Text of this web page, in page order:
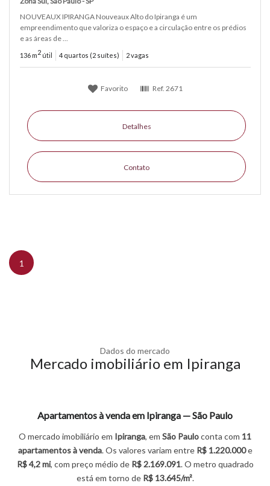
NOUVEAUX IPIRANGA Nouveaux Alto do Ipiranga é um
empreendimento que valoriza o espaço e a circulação entre os prédios
e as áreas de ...
136 m2 útil 4 quartos (2 suítes) 2 vagas
Favorito Ref. 2671
Detalhes
Contato
1
Dados do mercado
Mercado imobiliário em Ipiranga
Apartamentos à venda em Ipiranga — São Paulo
O mercado imobiliário em Ipiranga, em São Pauloconta com 11
apartamentos à venda. Os valores variam entre R$ 1.220.000e
R$ 4,2 mi, com preço médio de R$ 2.169.091. O metro quadrado
está em torno de R$ 13.645/m².